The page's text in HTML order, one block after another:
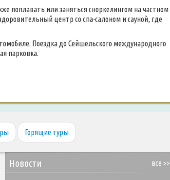
поплавать или заняться сноркелингом на частном
центр со спа-салоном и сауной, где
Поездка до Сейшельского международного
парковка.
Горящие туры
все >>
Новости